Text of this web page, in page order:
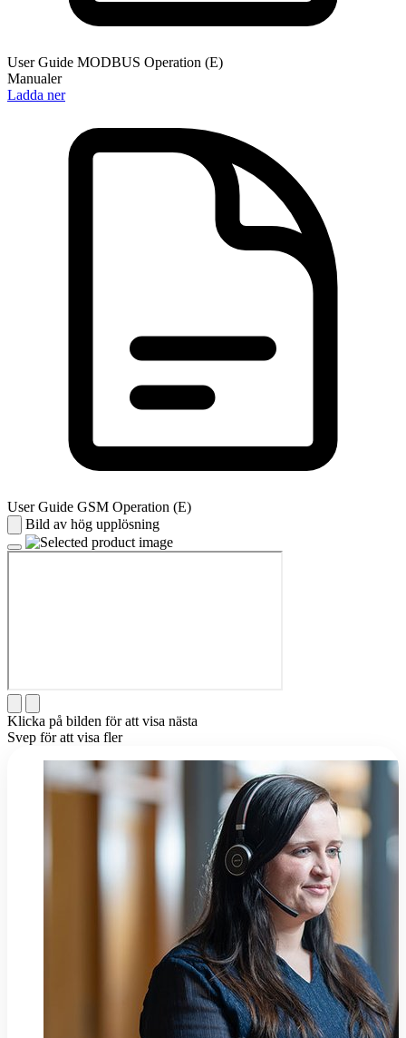
User Guide MODBUS Operation (E)
Manualer
Ladda ner
User Guide GSM Operation (E)
Bild av hög upplösning
Klicka på bilden för att visa nästa
Svep för att visa fler